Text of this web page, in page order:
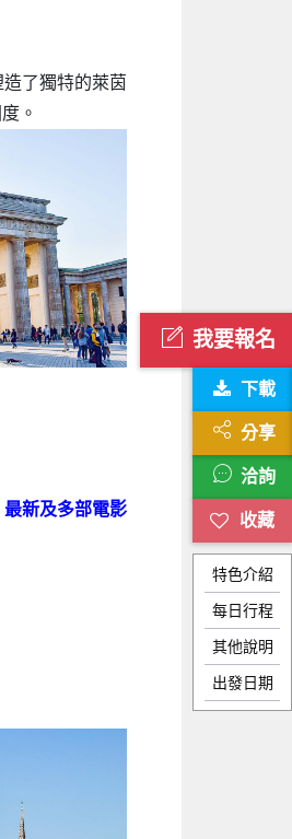
我要報名
下載
分享
洽詢
特色介紹
每日行程
其他說明
出發日期
了獨特的萊茵
。
新及多部電影